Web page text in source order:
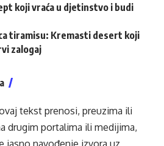
koji vraća u djetinstvo i budi
tiramisu: Kremasti desert koji
zalogaj
tekst prenosi, preuzima ili
drugim portalima ili medijima,